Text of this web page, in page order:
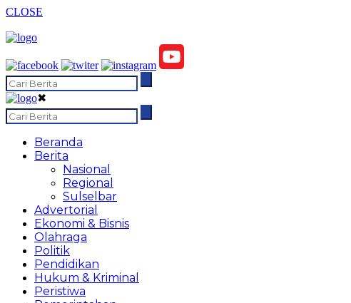
CLOSE
✖
Beranda
Berita
Nasional
Regional
Sulselbar
Advertorial
Ekonomi & Bisnis
Olahraga
Politik
Pendidikan
Hukum & Kriminal
Peristiwa